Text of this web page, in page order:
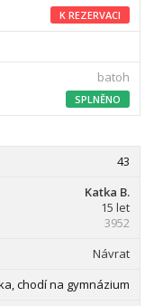
K REZERVACI
batoh
SPLNĚNO
43
Katka B.
15 let
3952
Návrat
chodí na gymnázium